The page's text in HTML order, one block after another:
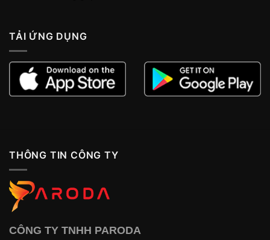
TẢI ỨNG DỤNG
THÔNG TIN CÔNG TY
CÔNG TY TNHH PARODA